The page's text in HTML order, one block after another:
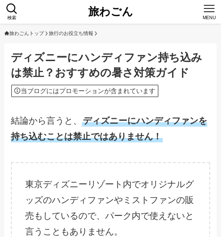
旅わごん
検索 MENU
旅わごんトップ 旅行のお役立ち情報
ディズニーにハンディファン持ち込み
は禁止？おすすめの暑さ対策ガイド
当ブログにはプロモーションが含まれています
結論から言うと、ディズニーにハンディファンを
持ち込むことは禁止ではありません！
東京ディズニーリゾート内でオリジナルグ
ッズのハンディファンやミストファンの販
売もしているので、パーク内で使えないと
言うこともありません。